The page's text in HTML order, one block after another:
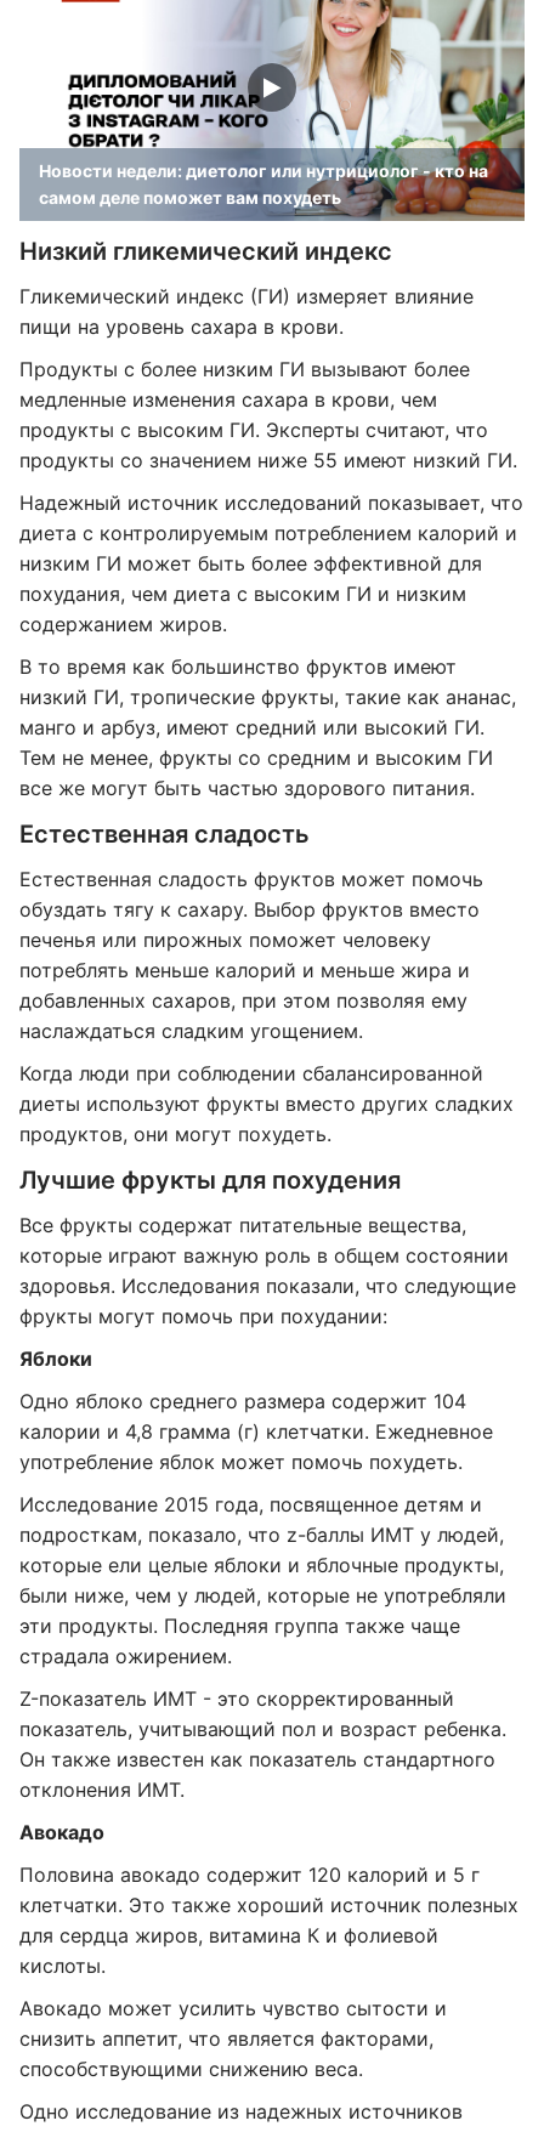
Новости недели: диетолог или нутрициолог - кто на
самом деле поможет вам похудеть
Низкий гликемический индекс
Гликемический индекс (ГИ) измеряет влияние
пищи на уровень сахара в крови.
Продукты с более низким ГИ вызывают более
медленные изменения сахара в крови, чем
продукты с высоким ГИ. Эксперты считают, что
продукты со значением ниже 55 имеют низкий ГИ.
Надежный источник исследований показывает, что
диета с контролируемым потреблением калорий и
низким ГИ может быть более эффективной для
похудания, чем диета с высоким ГИ и низким
содержанием жиров.
В то время как большинство фруктов имеют
низкий ГИ, тропические фрукты, такие как ананас,
манго и арбуз, имеют средний или высокий ГИ.
Тем не менее, фрукты со средним и высоким ГИ
все же могут быть частью здорового питания.
Естественная сладость
Естественная сладость фруктов может помочь
обуздать тягу к сахару. Выбор фруктов вместо
печенья или пирожных поможет человеку
потреблять меньше калорий и меньше жира и
добавленных сахаров, при этом позволяя ему
наслаждаться сладким угощением.
Когда люди при соблюдении сбалансированной
диеты используют фрукты вместо других сладких
продуктов, они могут похудеть.
Лучшие фрукты для похудения
Все фрукты содержат питательные вещества,
которые играют важную роль в общем состоянии
здоровья. Исследования показали, что следующие
фрукты могут помочь при похудании:
Яблоки
Одно яблоко среднего размера содержит 104
калории и 4,8 грамма (г) клетчатки. Ежедневное
употребление яблок может помочь похудеть.
Исследование 2015 года, посвященное детям и
подросткам, показало, что z-баллы ИМТ у людей,
которые ели целые яблоки и яблочные продукты,
были ниже, чем у людей, которые не употребляли
эти продукты. Последняя группа также чаще
страдала ожирением.
Z-показатель ИМТ - это скорректированный
показатель, учитывающий пол и возраст ребенка.
Он также известен как показатель стандартного
отклонения ИМТ.
Авокадо
Половина авокадо содержит 120 калорий и 5 г
клетчатки. Это также хороший источник полезных
для сердца жиров, витамина К и фолиевой
кислоты.
Авокадо может усилить чувство сытости и
снизить аппетит, что является факторами,
способствующими снижению веса.
Одно исследование из надежных источников